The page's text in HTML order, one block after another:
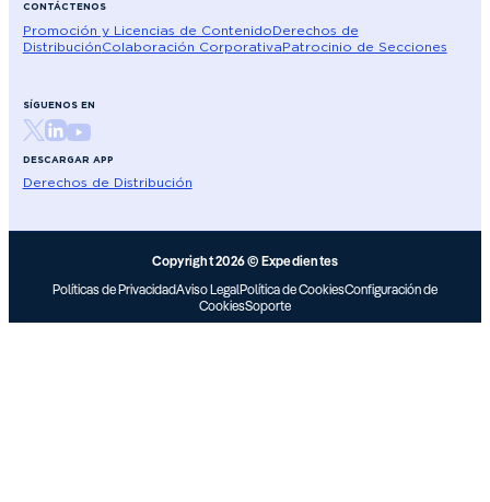
CONTÁCTENOS
Promoción y Licencias de ContenidoDerechos de
DistribuciónColaboración CorporativaPatrocinio de Secciones
SÍGUENOS EN
DESCARGAR APP
Derechos de Distribución
Copyright 2026 © Expedientes
Políticas de PrivacidadAviso LegalPolítica de CookiesConfiguración de
CookiesSoporte